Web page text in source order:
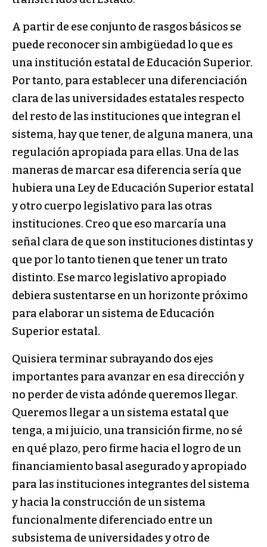
A partir de ese conjunto de rasgos básicos se
puede reconocer sin ambigüedad lo que es
una institución estatal de Educación Superior.
Por tanto, para establecer una diferenciación
clara de las universidades estatales respecto
del resto de las instituciones que integran el
sistema, hay que tener, de alguna manera, una
regulación apropiada para ellas. Una de las
maneras de marcar esa diferencia sería que
hubiera una Ley de Educación Superior estatal
y otro cuerpo legislativo para las otras
instituciones. Creo que eso marcaría una
señal clara de que son instituciones distintas y
que por lo tanto tienen que tener un trato
distinto. Ese marco legislativo apropiado
debiera sustentarse en un horizonte próximo
para elaborar un sistema de Educación
Superior estatal.
Quisiera terminar subrayando dos ejes
importantes para avanzar en esa dirección y
no perder de vista adónde queremos llegar.
Queremos llegar a un sistema estatal que
tenga, a mi juicio, una transición firme, no sé
en qué plazo, pero firme hacia el logro de un
financiamiento basal asegurado y apropiado
para las instituciones integrantes del sistema
y hacia la construcción de un sistema
funcionalmente diferenciado entre un
subsistema de universidades y otro de